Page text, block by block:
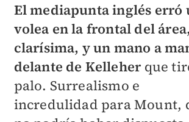
El mediapunta inglés erró
volea en la frontal del área,
clarísima, y un mano a
delante de Kelleherque
palo. Surrealismo e
incredulidad para Mount,